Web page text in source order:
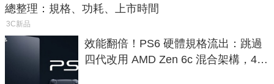
總整理：規格、功耗、上市時間
3C新品
效能翻倍！PS6 硬體規格流出：跳過
四代改用 AMD Zen 6c 混合架構，4K